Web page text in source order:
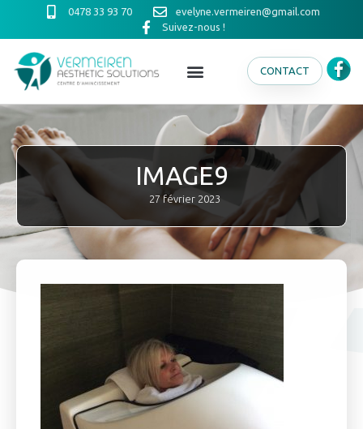
0478 33 93 70
evelyne.vermeiren@gmail.com
Suivez-nous !
CONTACT
IMAGE9
27 février 2023